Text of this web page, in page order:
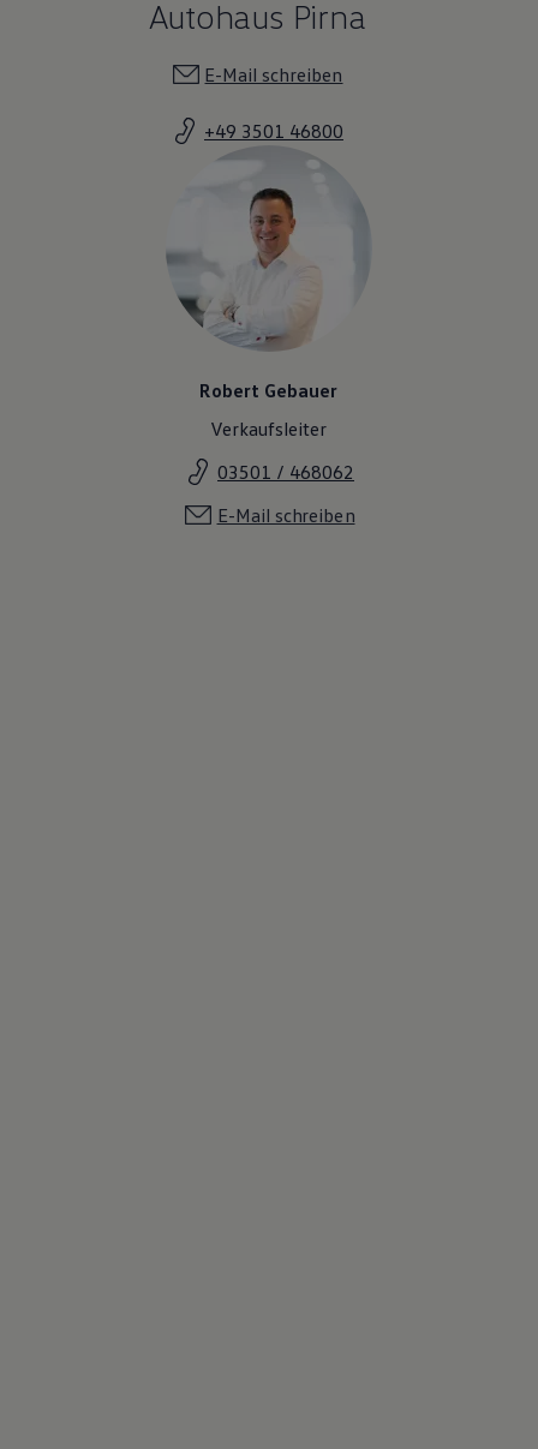
Autohaus Pirna
E-Mail schreiben
+49 3501 46800
Robert Gebauer
Verkaufsleiter
03501 / 468062
E-Mail schreiben